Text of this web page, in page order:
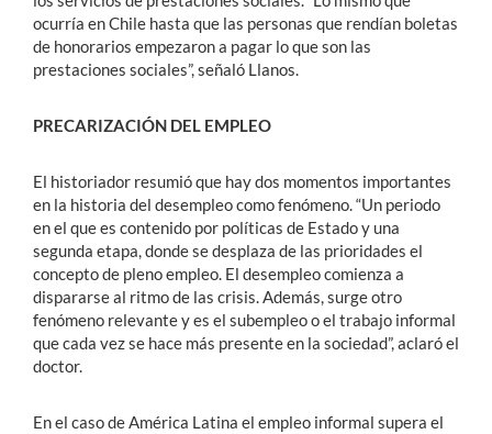
ocurría en Chile hasta que las personas que rendían boletas
de honorarios empezaron a pagar lo que son las
prestaciones sociales”, señaló Llanos.
PRECARIZACIÓN DEL EMPLEO
El historiador resumió que hay dos momentos importantes
en la historia del desempleo como fenómeno. “Un periodo
en el que es contenido por políticas de Estado y una
segunda etapa, donde se desplaza de las prioridades el
concepto de pleno empleo. El desempleo comienza a
dispararse al ritmo de las crisis. Además, surge otro
fenómeno relevante y es el subempleo o el trabajo informal
que cada vez se hace más presente en la sociedad”, aclaró el
doctor.
En el caso de América Latina el empleo informal supera el